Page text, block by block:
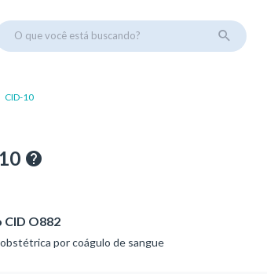
O que você está buscando?
CID-10
CID O882
por coágulo de sangue